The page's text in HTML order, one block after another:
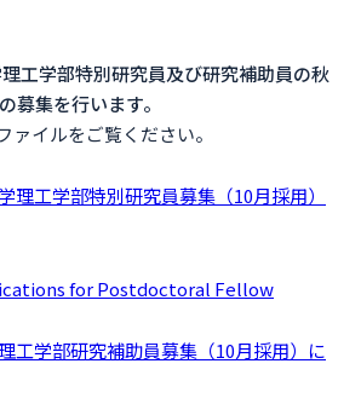
⼯学部特別研究員及び研究補助員の秋
募集を⾏います。
ァイルをご覧ください。
工学部特別研究員募集（10月採用）
for Postdoctoral Fellow
工学部研究補助員募集（10月採用）に